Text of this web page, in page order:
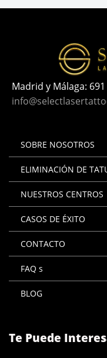
Madrid y Málaga:
SOBRE NOSOTROS
ELIMINACIÓN DE
NUESTROS CENTROS
CASOS DE ÉXITO
CONTACTO
FAQ s
BLOG
Te Puede